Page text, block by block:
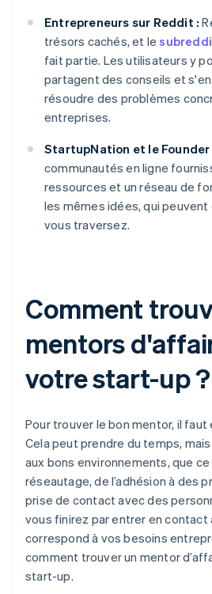
Entrepreneurs sur Reddit :
trésors cachés, et le
fait partie. Les utilisateurs y
partagent des conseils et
résoudre des problèmes
entreprises.
StartupNation et le
communautés en ligne
ressources et un réseau de
les mêmes idées, qui
vous traversez.
Comment
mentors
votre start-up ?
Pour trouver le bon mentor, il
Cela peut prendre du temps,
aux bons environnements, que
réseautage, de l’adhésion à des
prise de contact avec des
vous finirez par entrer en contact
correspond à vos besoins
comment trouver un mentor
start-up.